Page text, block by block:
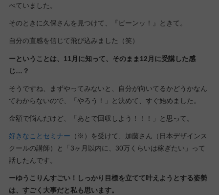
べていました。
そのときに久保さんを見つけて、『ピーンッ！』ときて。
自分の直感を信じて飛び込みました（笑）
ーということは、11月に知って、そのまま12月に受講した感
じ…？
そうですね、まずやってみないと、自分が向いてるかどうかなん
てわからないので、「やろう！」と決めて、すぐ始めました。
金額で悩んだけど、「あとで回収しよう！！！」と思って。
好きなことセミナー （※）を受けて、加藤さん（日本デザインス
クールの講師）と「3ヶ月以内に、30万くらいは稼ぎたい」って
話したんです。
ーゆうこりんすごい！しっかり目標を立てて叶えようとする姿勢
は、すごく大事だと私も思います。